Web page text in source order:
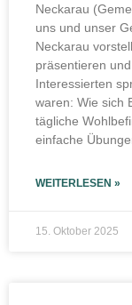
Neckarau
uns und unser
Neckarau
präsentieren
Interessierten
waren: Wie sich
tägliche
einfache
WEITERLESEN »
15. Oktober 2025